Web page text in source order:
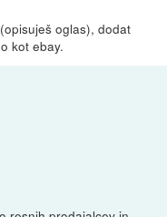
oglas), dodat
kot ebay.